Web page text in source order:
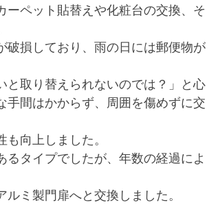
ペット貼替えや化粧台の交換、そ
破損しており、雨の日には郵便物が
と取り替えられないのでは？」と心
間はかからず、周囲を傷めずに交
向上しました。
タイプでしたが、年数の経過によ
ミ製門扉へと交換しました。